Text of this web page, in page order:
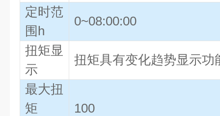
定时范
围h
0~08:00:00
扭矩显
示
扭矩具有变化趋势显示功
最大扭
矩
100